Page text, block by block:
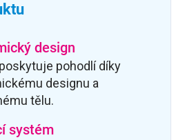
design
pohodlí díky
designu a
tělu.
systém